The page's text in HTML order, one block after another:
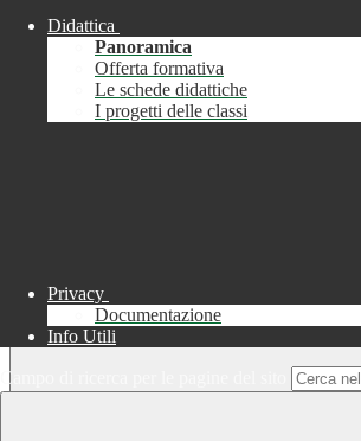
Chiudi
Informazione
Didattica
Panoramica
Offerta formativa
Le schede didattiche
I progetti delle classi
Privacy
Documentazione
Info Utili
Campo di ricerca per le pagine del sito